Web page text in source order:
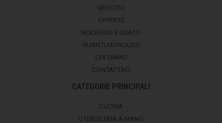
NEGOZIO
OFFERTE
NOLEGGIO E USATO
GUANTI MONOUSO
CHI SIAMO
CONTATTACI
CATEGORIE PRINCIPALI
CUCINA
UTENSILERIA A MANO